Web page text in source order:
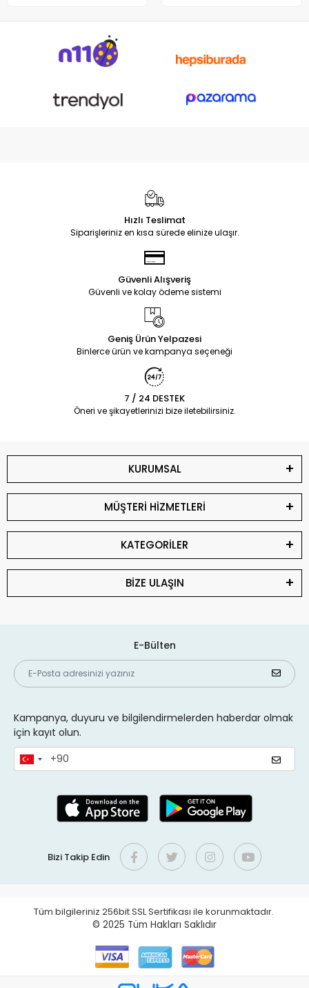
Hızlı Teslimat
Siparişleriniz en kısa sürede elinize ulaşır.
Güvenli Alışveriş
Güvenli ve kolay ödeme sistemi
Geniş Ürün Yelpazesi
Binlerce ürün ve kampanya seçeneği
7 / 24 DESTEK
Öneri ve şikayetlerinizi bize iletebilirsiniz.
KURUMSAL
MÜŞTERİ HİZMETLERİ
KATEGORİLER
BİZE ULAŞIN
E-Bülten
Kampanya, duyuru ve bilgilendirmelerden haberdar olmak
için kayıt olun.
Bizi Takip Edin
Tüm bilgileriniz 256bit SSL Sertifikası ile korunmaktadır.
© 2025 Tüm Hakları Saklıdır